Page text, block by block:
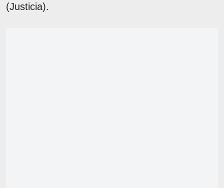
(Justicia).